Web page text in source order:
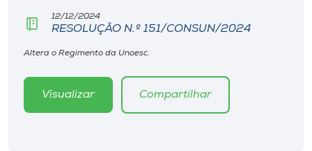
CPA
Editora
12/12/2024
RESOLUÇÃO N.º 151/CONSUN/2024
Altera o Regimento da Unoesc.
Visualizar Compartilhar